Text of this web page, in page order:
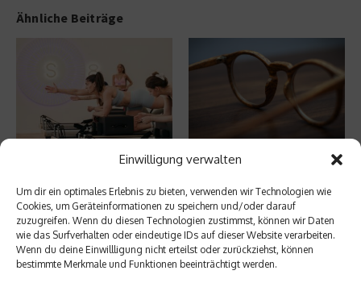
Einwilligung verwalten
Um dir ein optimales Erlebnis zu bieten, verwenden wir Technologien wie
Cookies, um Geräteinformationen zu speichern und/oder darauf
zuzugreifen. Wenn du diesen Technologien zustimmst, können wir Daten
wie das Surfverhalten oder eindeutige IDs auf dieser Website verarbeiten.
Wenn du deine Einwillligung nicht erteilst oder zurückziehst, können
bestimmte Merkmale und Funktionen beeinträchtigt werden.
Ähnliche Beiträge
FS8 – Neues Boutique-
30. Juli 2026
Vom Homeoffice bis zur Rooftop
welche ...
25. Juni 2026
Aktuelles